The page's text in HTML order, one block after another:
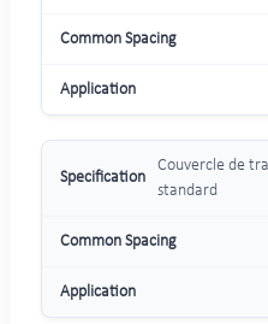
Couvercle de
standard